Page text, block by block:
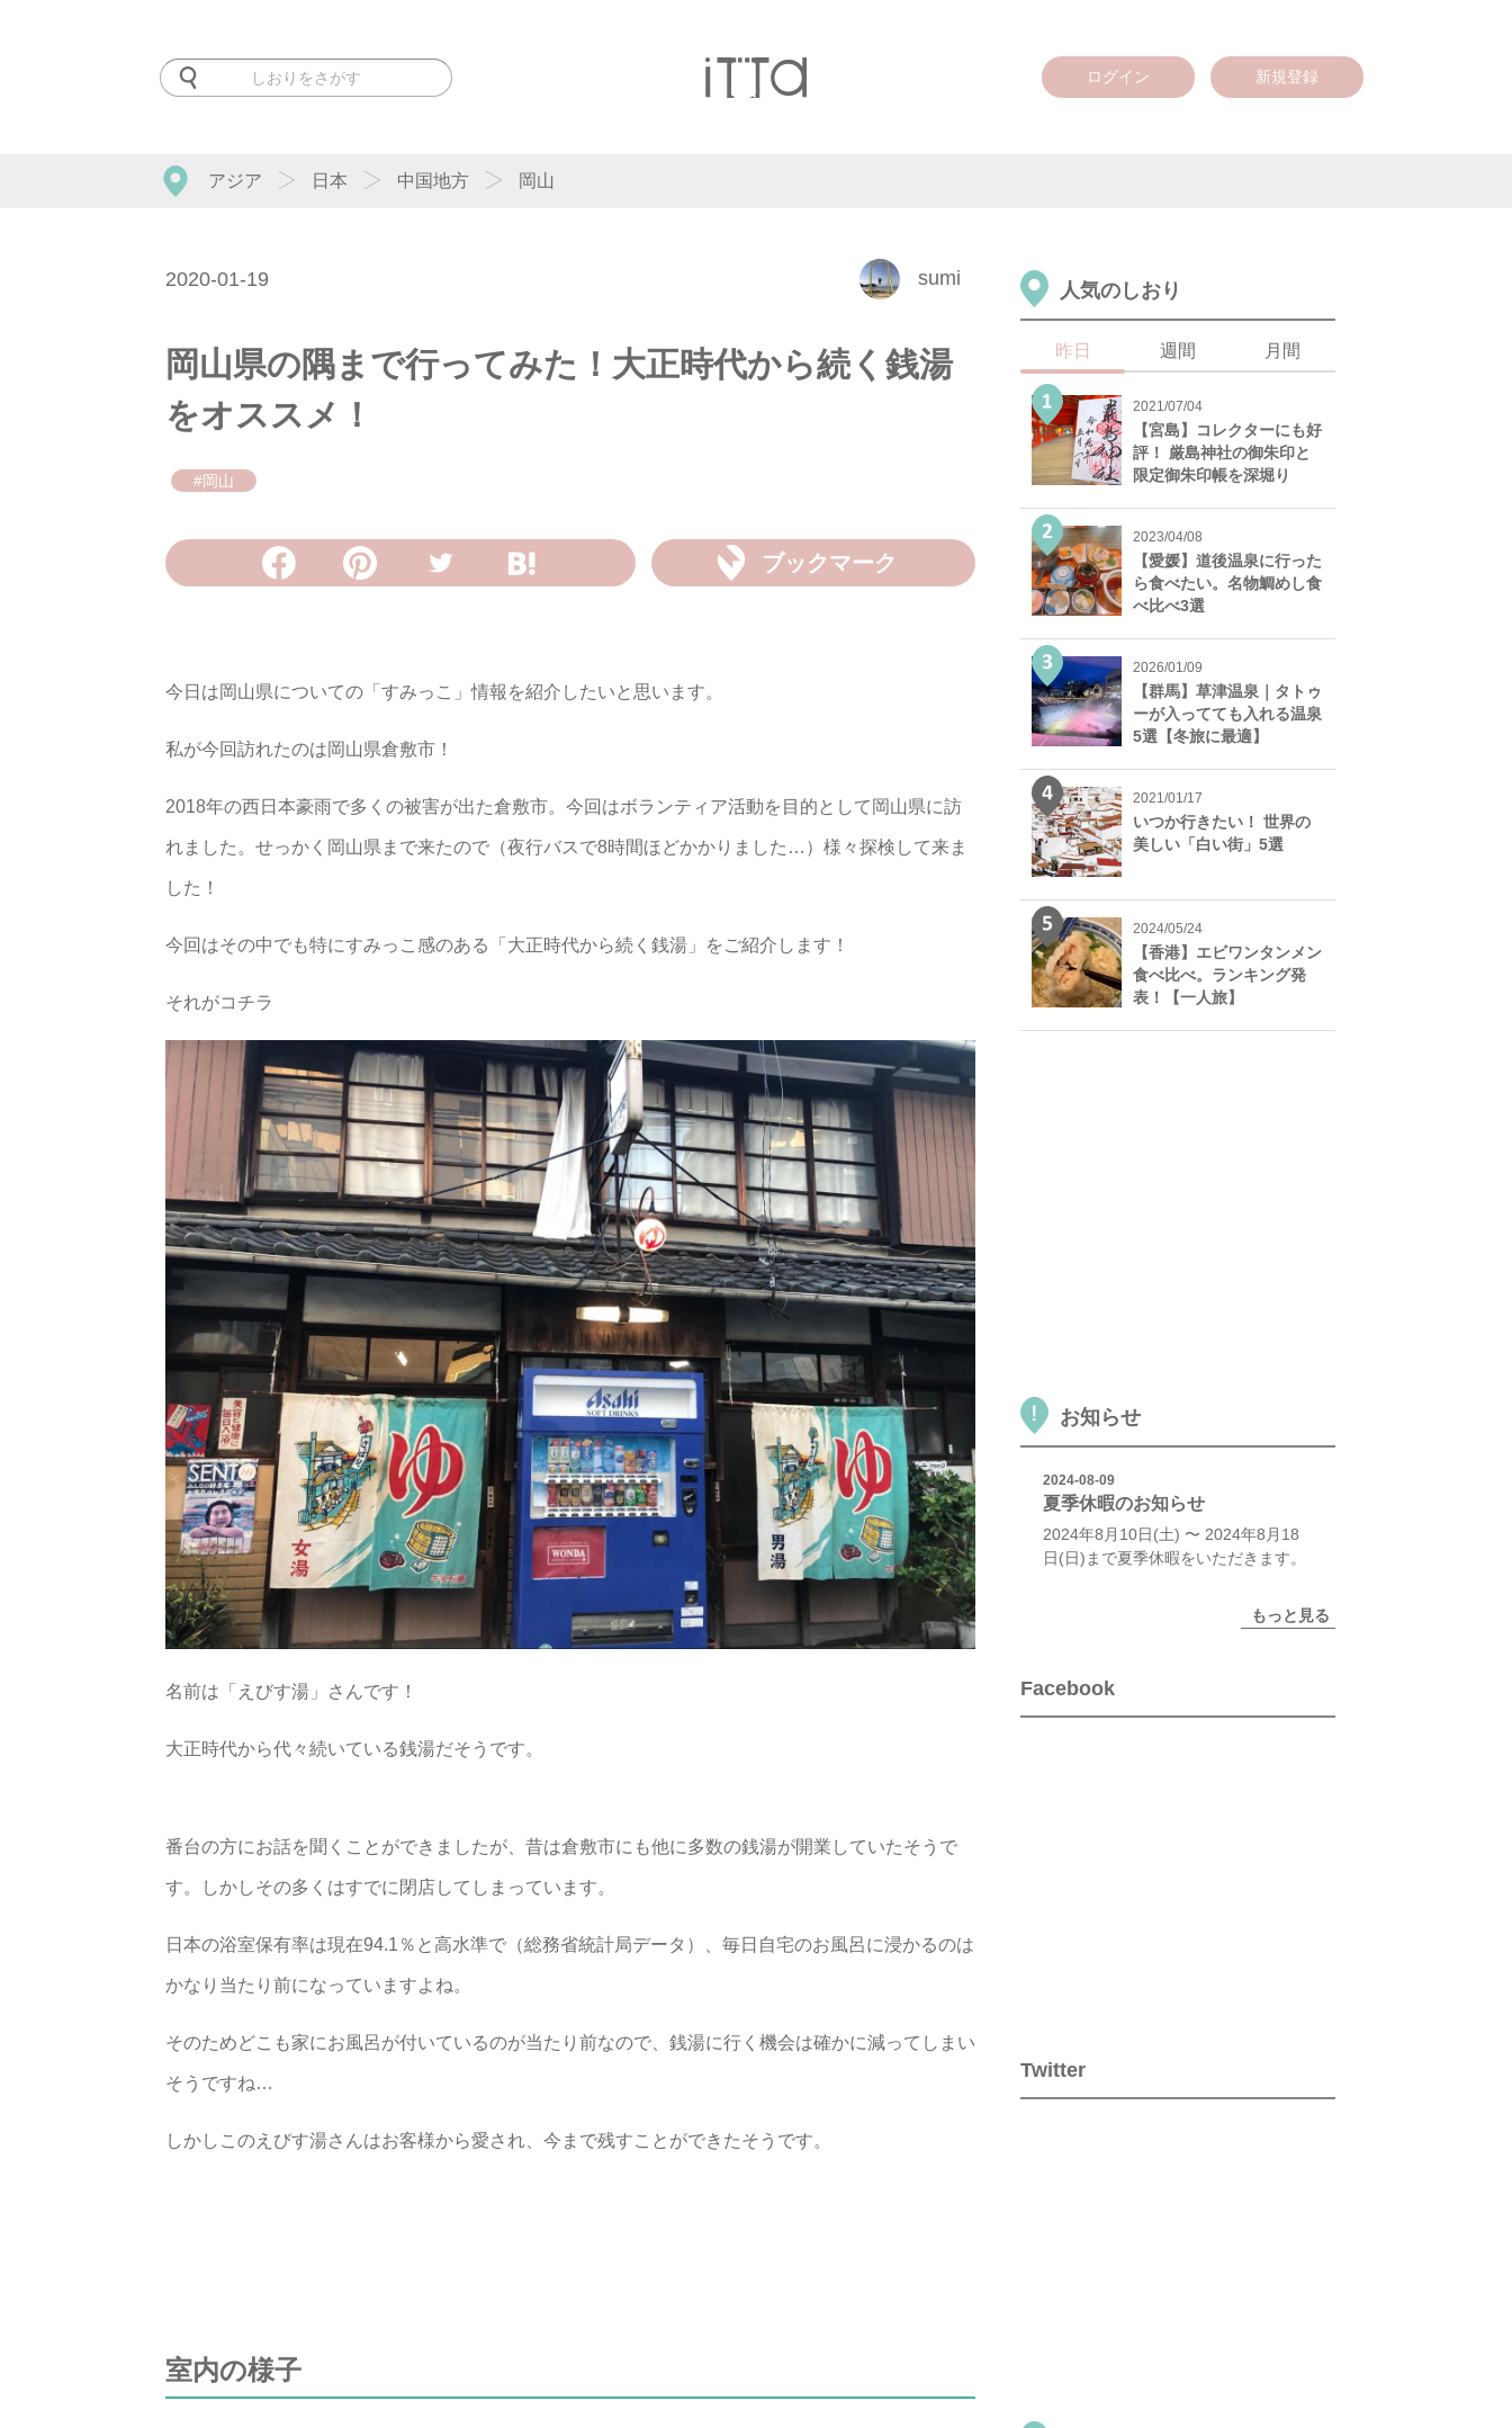
ログイン 新規登録
アジア 日本 中国地方 岡山
2020-01-19 sumi
岡山県の隅まで行ってみた！大正時代から続く銭湯
をオススメ！
#岡山
ブックマーク
今日は岡山県についての「すみっこ」情報を紹介したいと思います。
私が今回訪れたのは岡山県倉敷市！
2018年の西日本豪雨で多くの被害が出た倉敷市。今回はボランティア活動を目的として岡山県に訪
れました。せっかく岡山県まで来たので（夜行バスで8時間ほどかかりました…）様々探検して来ま
した！
今回はその中でも特にすみっこ感のある「大正時代から続く銭湯」をご紹介します！
それがコチラ
名前は「えびす湯」さんです！
大正時代から代々続いている銭湯だそうです。
番台の方にお話を聞くことができましたが、昔は倉敷市にも他に多数の銭湯が開業していたそうで
す。しかしその多くはすでに閉店してしまっています。
日本の浴室保有率は現在94.1％と高水準で（総務省統計局データ）、毎日自宅のお風呂に浸かるのは
かなり当たり前になっていますよね。
そのためどこも家にお風呂が付いているのが当たり前なので、銭湯に行く機会は確かに減ってしまい
そうですね…
しかしこのえびす湯さんはお客様から愛され、今まで残すことができたそうです。
室内の様子
人気のしおり
昨日 週間 月間
2021/07/04
【宮島】コレクターにも好
評！ 厳島神社の御朱印と
限定御朱印帳を深堀り
2023/04/08
【愛媛】道後温泉に行った
ら食べたい。名物鯛めし食
べ比べ3選
2026/01/09
【群馬】草津温泉｜タトゥ
ーが入ってても入れる温泉
5選【冬旅に最適】
2021/01/17
いつか行きたい！ 世界の
美しい「白い街」5選
2024/05/24
【香港】エビワンタンメン
食べ比べ。ランキング発
表！【一人旅】
お知らせ
2024-08-09
夏季休暇のお知らせ
2024年8月10日(土) 〜 2024年8月18
日(日)まで夏季休暇をいただきます。
もっと見る
Facebook
Twitter